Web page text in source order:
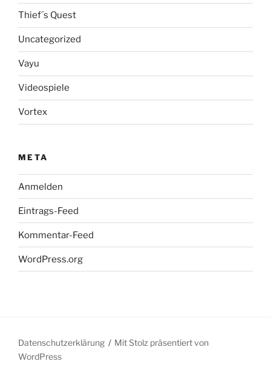
Thief´s Quest
Uncategorized
Vayu
Videospiele
Vortex
META
Anmelden
Eintrags-Feed
Kommentar-Feed
WordPress.org
Datenschutzerklärung
Mit Stolz präsentiert von
WordPress